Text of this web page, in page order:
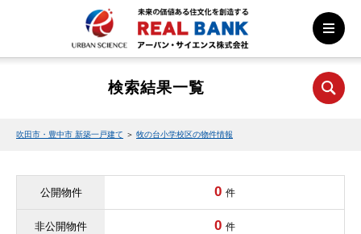
検索結果一覧
吹田市・豊中市 新築一戸建て ＞ 牧の台小学校区の物件情報
公開物件 0 件
非公開物件 0 件